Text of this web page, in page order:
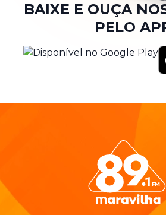
BAIXE E OUÇA
PELO